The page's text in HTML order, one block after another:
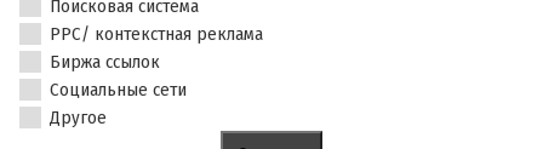
Поисковая система
PPC/ контекстная реклама
Биржа ссылок
Социальные сети
Другое